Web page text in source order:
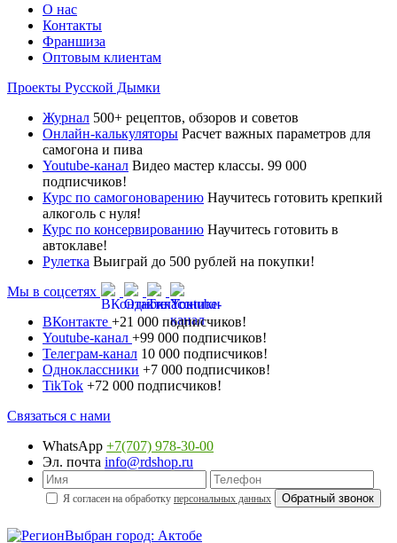
О нас
Контакты
Франшиза
Оптовым клиентам
Проекты Русской Дымки
Журнал 500+ рецептов, обзоров и советов
Онлайн-калькуляторы Расчет важных параметров для
самогона и пива
Youtube-канал Видео мастер классы. 99 000
подписчиков!
Курс по самогоноварению Научитесь готовить крепкий
алкоголь с нуля!
Курс по консервированию Научитесь готовить в
автоклаве!
Рулетка Выиграй до 500 рублей на покупки!
Мы в соцсетях
ВКонтакте +21 000 подписчиков!
Youtube-канал +99 000 подписчиков!
Телеграм-канал 10 000 подписчиков!
Одноклассники +7 000 подписчиков!
TikTok +72 000 подписчиков!
Связаться с нами
WhatsApp +7(707) 978-30-00
Эл. почта info@rdshop.ru
Я согласен на обработку персональных данных
Выбран город: Актобе